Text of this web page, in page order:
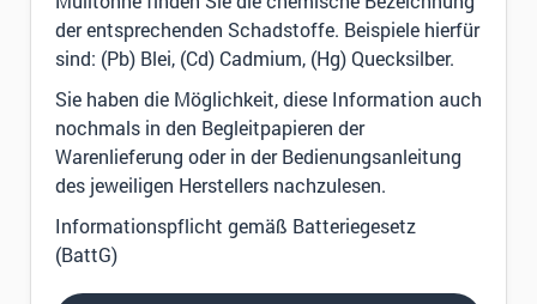
der entsprechenden Schadstoffe. Beispiele hierfür
sind: (Pb) Blei, (Cd) Cadmium, (Hg) Quecksilber.
Sie haben die Möglichkeit, diese Information auch
nochmals in den Begleitpapieren der
Warenlieferung oder in der Bedienungsanleitung
des jeweiligen Herstellers nachzulesen.
Informationspflicht gemäß Batteriegesetz
(BattG)